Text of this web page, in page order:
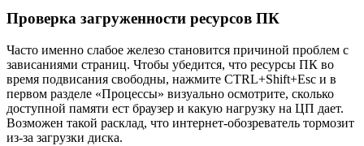
Проверка загруженности ресурсов ПК
Часто именно слабое железо становится причиной проблем с
зависаниями страниц. Чтобы убедится, что ресурсы ПК во
время подвисания свободны, нажмите CTRL+Shift+Esc и в
первом разделе «Процессы» визуально осмотрите, сколько
доступной памяти ест браузер и какую нагрузку на ЦП дает.
Возможен такой расклад, что интернет-обозреватель тормозит
из-за загрузки диска.